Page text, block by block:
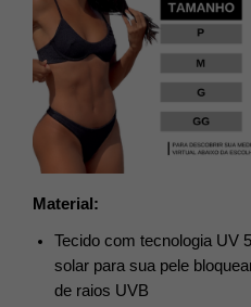
Material:
Tecido com tecnologia UV
solar para sua pele
de raios UVB